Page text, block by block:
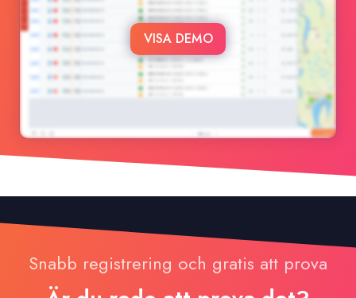
VISA DEMO
Snabb registrering och gratis att prova